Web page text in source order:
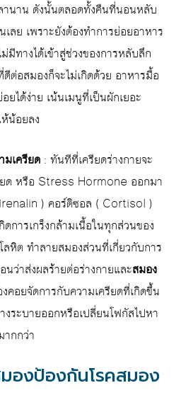
านาน ดังนั้นตลอดทั้งคืนที่นอนหลับ
ลย เพราะยังต้องทำการย่อยอาหาร
มีทางได้เข้าสู่ช่วงของการหลับลึก
ต่อสมองก็จะไม่เกิดด้วย อาหารมื้อ
ยได้ง่าย เน้นเมนูที่เป็นผักเยอะ
น้อยลง
เครียด : ทันทีที่เครียดร่างกายจะ
ยด หรือ Stress Hormone ออกมา
) คอร์ติซอล ( Cortisol )
การเกร็งกล้ามเนื้อในทุกส่วนของ
หิต ทำลายสมองส่วนที่เกี่ยวกับการ
ว่าส่งผลร้ายต่อร่างกายและสมอง
คอยจัดการกับความเครียดที่เกิดขึ้น
งระบายออกหรือเปลี่ยนโฟกัสไปหา
กกว่า
องป้องกันโรคสมอง